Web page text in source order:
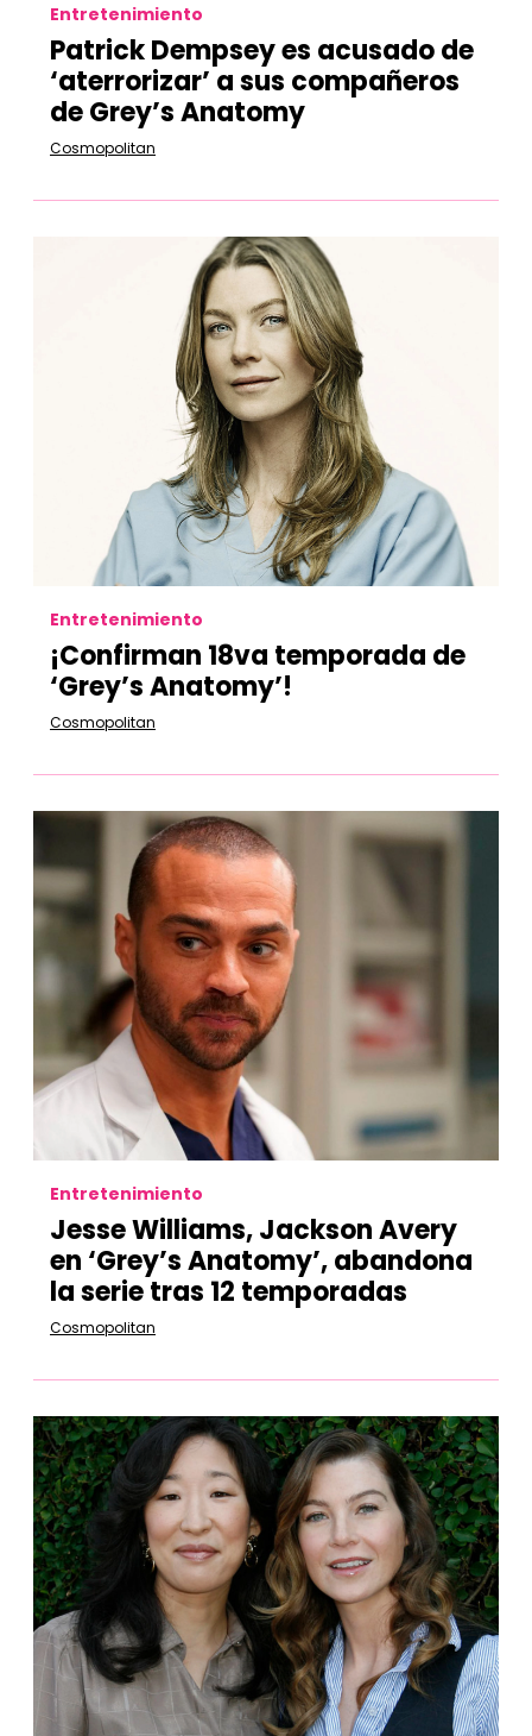
Entretenimiento
Patrick Dempsey es acusado de
‘aterrorizar’ a sus compañeros
de Grey’s Anatomy
Cosmopolitan
Entretenimiento
¡Confirman 18va temporada de
‘Grey’s Anatomy’!
Cosmopolitan
Entretenimiento
Jesse Williams, Jackson Avery
en ‘Grey’s Anatomy’, abandona
la serie tras 12 temporadas
Cosmopolitan